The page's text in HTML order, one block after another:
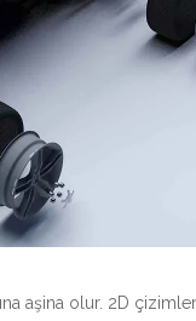
aşina olur. 2D